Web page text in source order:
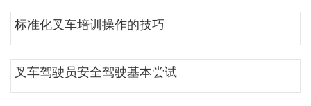
标准化叉车培训操作的技巧
叉车驾驶员安全驾驶基本尝试